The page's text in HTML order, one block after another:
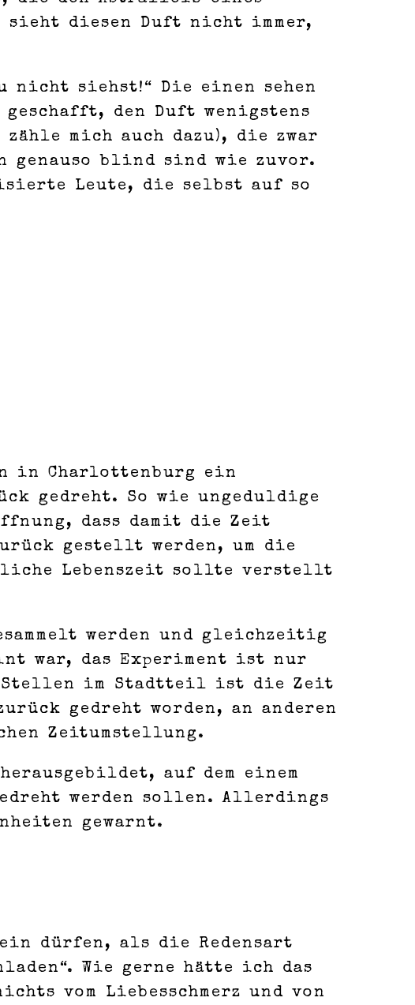
sieht diesen Duft nicht immer,
nicht siehst!“ Die einen sehen
den Duft wenigstens
mich auch dazu), die zwar
genauso blind sind wie zuvor.
Leute, die selbst auf so
in Charlottenburg ein
gedreht. So wie ungeduldige
dass damit die Zeit
gestellt werden, um die
Lebenszeit sollte verstellt
werden und gleichzeitig
war, das Experiment ist nur
Stellen im Stadtteil ist die Zeit
gedreht worden, an anderen
Zeitumstellung.
auf dem einem
werden sollen. Allerdings
gewarnt.
dürfen, als die Redensart
Wie gerne hätte ich das
vom Liebesschmerz und von